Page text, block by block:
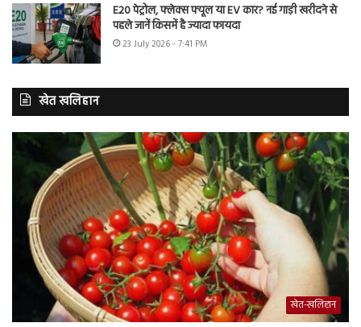
E20 पेट्रोल, फ्लेक्स फ्यूल या EV कार? नई गाड़ी खरीदने से
पहले जानें किसमें है ज्यादा फायदा
23 July 2026 - 7:41 PM
खेत खलिहान
खेत-खलिहान